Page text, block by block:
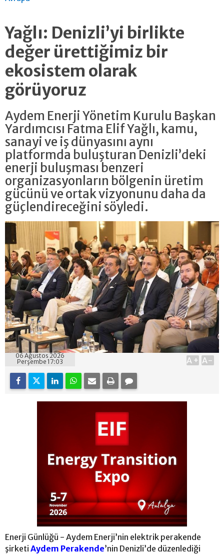
Yağlı: Denizli’yi birlikte
değer ürettiğimiz bir
ekosistem olarak
görüyoruz
Aydem Enerji Yönetim Kurulu Başkan
Yardımcısı Fatma Elif Yağlı, kamu,
sanayi ve iş dünyasını aynı
platformda buluşturan Denizli’deki
enerji buluşması benzeri
organizasyonların bölgenin üretim
gücünü ve ortak vizyonunu daha da
güçlendireceğini söyledi.
06 Ağustos 2026
Perşembe 17:03
A+ A-
Enerji Günlüğü - Aydem Enerji’nin elektrik perakende
şirketi Aydem Perakende’nin Denizli’de düzenlediği